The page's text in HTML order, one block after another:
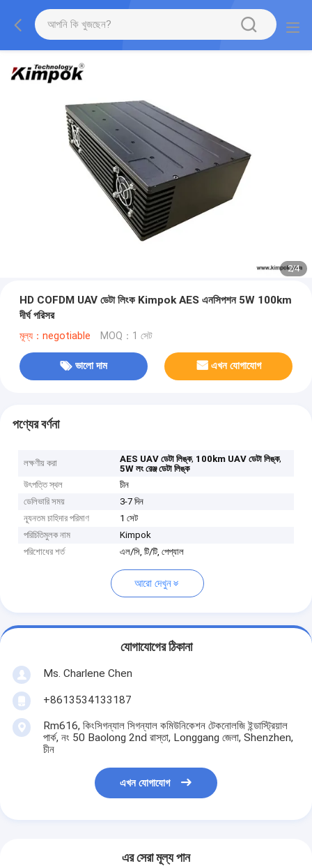
2/4
HD COFDM UAV ডেটা লিংক Kimpok AES এনসিপশন 5W 100km
দীর্ঘ পরিসর
মূল্য：negotiable MOQ：1 সেট
ভালো দাম এখন যোগাযোগ
পণ্যের বর্ণনা
লক্ষণীয় করা AES UAV ডেটা লিঙ্ক, 100km UAV ডেটা লিঙ্ক,
5W লং রেঞ্জ ডেটা লিঙ্ক
উৎপত্তি স্থল
চীন
ডেলিভারি সময়
3-7 দিন
ন্যূনতম চাহিদার পরিমাণ
1 সেট
পরিচিতিমুলক নাম
Kimpok
পরিশোধের শর্ত
এল/সি, টি/টি, পেপ্যাল
আরো দেখুন
যোগাযোগের ঠিকানা
Ms. Charlene Chen
+8613534133187
Rm616, কিংসিগন্যাল সিগন্যাল কমিউনিকেশন টেকনোলজি ইন্ডাস্ট্রিয়াল
পার্ক, নং 50 Baolong 2nd রাস্তা, Longgang জেলা, Shenzhen,
চীন
এখন যোগাযোগ
এর সেরা মূল্য পান